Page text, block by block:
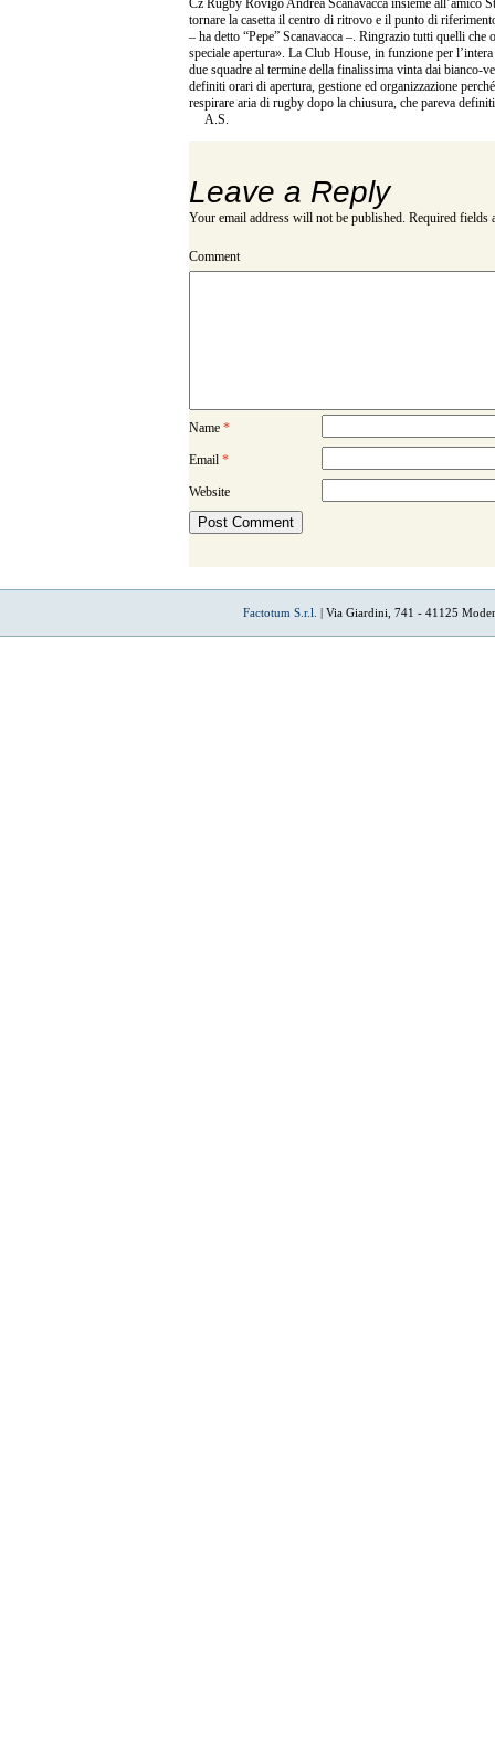
Cz Rugby Rovigo Andrea Scanavacca insieme all’amico
tornare la casetta il centro di ritrovo e il punto di
– ha detto “Pepe” Scanavacca –. Ringrazio tutti quelli che
speciale apertura». La Club House, in funzione per
due squadre al termine della finalissima vinta dai bianco-
definiti orari di apertura, gestione ed organizzazione
respirare aria di rugby dopo la chiusura, che pareva
A.S.
Leave a Reply
Your email address will not be published. Required fields
Comment
Name *
Email *
Website
Factotum S.r.l. | Via Giardini, 741 - 41125